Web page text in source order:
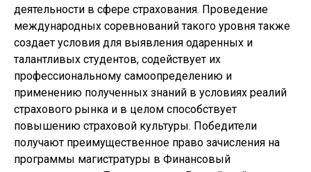
деятельности в сфере страхования. Проведение
международных соревнований такого уровня также
создает условия для выявления одаренных и
талантливых студентов, содействует их
профессиональному самоопределению и
применению полученных знаний в условиях реалий
страхового рынка и в целом способствует
повышению страховой культуры. Победители
получают преимущественное право зачисления на
программы магистратуры в Финансовый